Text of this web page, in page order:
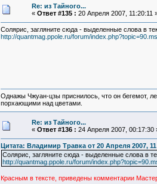
Re: из Тайного...
« Ответ #135 : 20 Апреля 2007, 11:20:11
Солярис, загляните сюда - выделенные слова в
http://quantmag.ppole.ru/forum/
Однажы Чжуан-цзы приснилось, что он бегемот,
порхающими над цветами.
Re: из Тайного...
« Ответ #136 : 24 Апреля 2007, 00:17:30
Цитата: Владимир Травка от 20 Апреля 2007,
Солярис, загляните сюда - выделенные слова в
http://quantmag.ppole.ru/forum/
Красным в тексте, приведены комментарии